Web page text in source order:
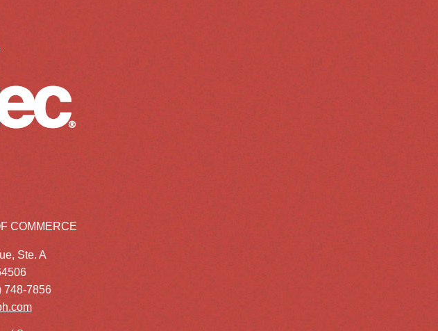
COMMERCE
Ste. A
748-7856